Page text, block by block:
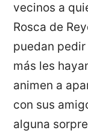
vecinos a
Rosca de
puedan
más les
animen a
con sus
alguna